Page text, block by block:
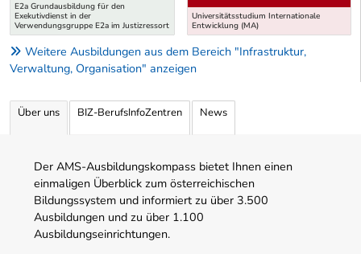
E2a Grundausbildung für den
Exekutivdienst in der
Verwendungsgruppe E2a im Justizressort
Universitätsstudium Internationale
Entwicklung (MA)
Weitere Ausbildungen aus dem Bereich "Infrastruktur,
Verwaltung, Organisation" anzeigen
Über uns BIZ-BerufsInfoZentren News
Der AMS-Ausbildungskompass bietet Ihnen einen
einmaligen Überblick zum österreichischen
Bildungssystem und informiert zu über 3.500
Ausbildungen und zu über 1.100
Ausbildungseinrichtungen.